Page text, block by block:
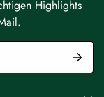
Highlights